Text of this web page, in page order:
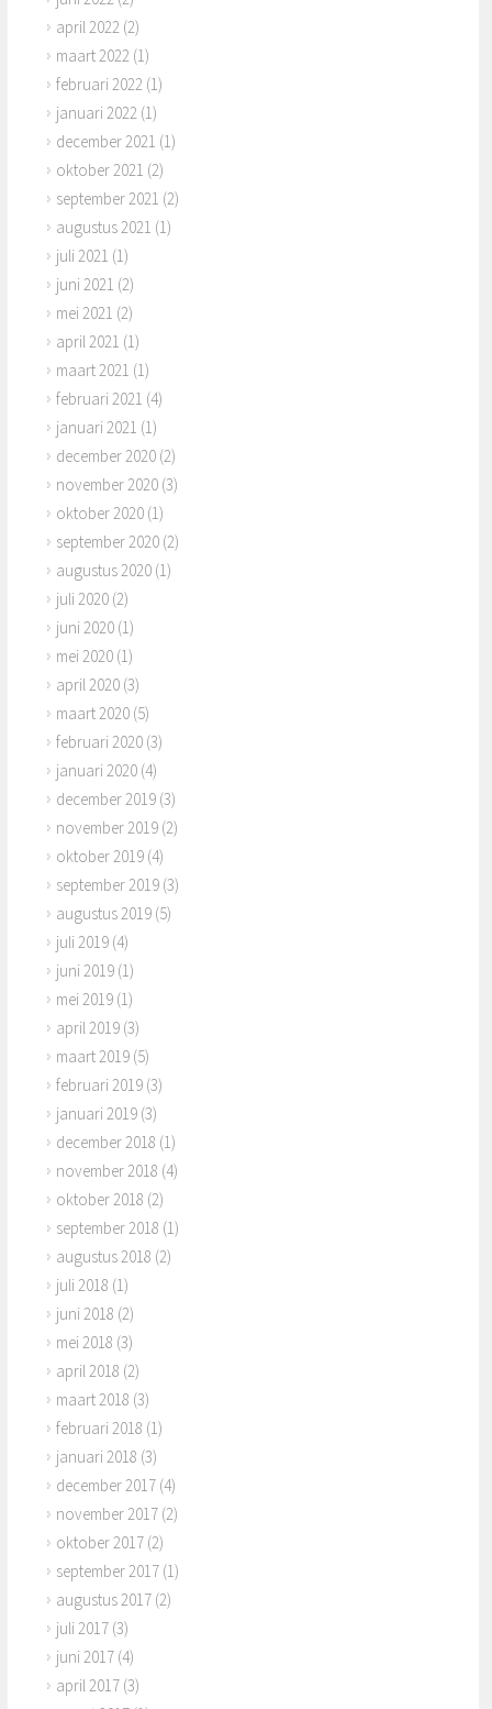
april 2022 (2)
maart 2022 (1)
februari 2022 (1)
januari 2022 (1)
december 2021 (1)
oktober 2021 (2)
september 2021 (2)
augustus 2021 (1)
juli 2021 (1)
juni 2021 (2)
mei 2021 (2)
april 2021 (1)
maart 2021 (1)
februari 2021 (4)
januari 2021 (1)
december 2020 (2)
november 2020 (3)
oktober 2020 (1)
september 2020 (2)
augustus 2020 (1)
juli 2020 (2)
juni 2020 (1)
mei 2020 (1)
april 2020 (3)
maart 2020 (5)
februari 2020 (3)
januari 2020 (4)
december 2019 (3)
november 2019 (2)
oktober 2019 (4)
september 2019 (3)
augustus 2019 (5)
juli 2019 (4)
juni 2019 (1)
mei 2019 (1)
april 2019 (3)
maart 2019 (5)
februari 2019 (3)
januari 2019 (3)
december 2018 (1)
november 2018 (4)
oktober 2018 (2)
september 2018 (1)
augustus 2018 (2)
juli 2018 (1)
juni 2018 (2)
mei 2018 (3)
april 2018 (2)
maart 2018 (3)
februari 2018 (1)
januari 2018 (3)
december 2017 (4)
november 2017 (2)
oktober 2017 (2)
september 2017 (1)
augustus 2017 (2)
juli 2017 (3)
juni 2017 (4)
april 2017 (3)